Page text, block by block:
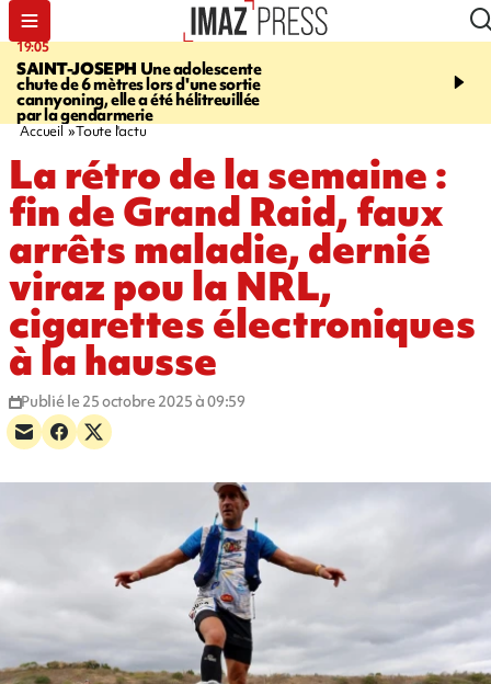
19:05
SAINT-JOSEPH Une adolescente
chute de 6 mètres lors d'une sortie
cannyoning, elle a été hélitreuillée
par la gendarmerie
20:44
rouée de coups,
Accueil Toute l'actu
La rétro de la semaine :
fin de Grand Raid, faux
arrêts maladie, dernié
viraz pou la NRL,
cigarettes électroniques
à la hausse
Publié le 25 octobre 2025 à 09:59